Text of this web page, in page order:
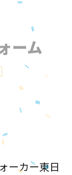
ーム
ーカー東日